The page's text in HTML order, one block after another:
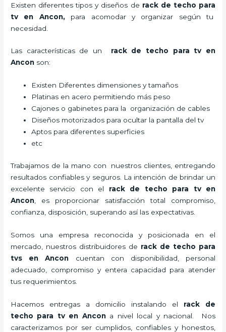
Existen diferentes tipos y diseños de rack de techo para
tv en Ancon,para acomodar y organizar según tu
necesidad.
Las características de un rack de techo para tv en
Ancon son:
Existen Diferentes dimensiones y tamaños
Platinas en acero permitiendo más peso
Cajones o gabinetes para la organización de cables
Diseños motorizados para ocultar la pantalla del tv
Aptos para diferentes superficies
etc
Trabajamos de la mano con nuestros clientes, entregando
resultados confiables y seguros. La intención de brindar un
excelente servicio con el rack de techo para tven
Ancon , es proporcionar satisfacción total compromiso,
confianza, disposición, superando así las expectativas.
Somos una empresa reconocida y posicionada en el
mercado, nuestros distribuidores de rack de techo para
tvs en Ancon cuentan con disponibilidad, personal
adecuado, compromiso y entera capacidad para atender
tus requerimientos.
Hacemos entregas a domicilio instalando el rack de
techo para tven Ancon a nivel local y nacional.
Nos
caracterizamos por ser cumplidos, confiables y honestos,